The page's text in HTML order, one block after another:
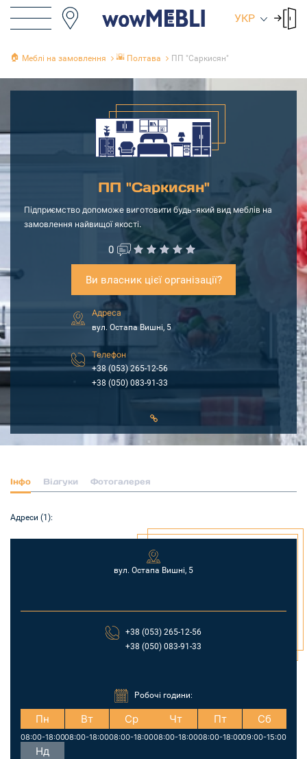
УКР
🏠 Меблі на замовлення 🌇 Полтава ПП "Саркисян"
ПП "Саркисян"
Підприємство допоможе виготовити будь-який вид меблів на
замовлення найвищої якості.
0
Ви власник цієї організації?
Адреса
вул. Остапа Вишні, 5
Телефон
+38 (053) 265-12-56
+38 (050) 083-91-33
Інфо Відгуки Фотогалерея
Адреси (1):
вул. Остапа Вишні, 5
+38 (053) 265-12-56
+38 (050) 083-91-33
Робочі години:
Пн
08:00-18:00
Вт
08:00-18:00
Ср
08:00-18:00
Чт
08:00-18:00
Пт
08:00-18:00
Сб
09:00-15:00
Нд